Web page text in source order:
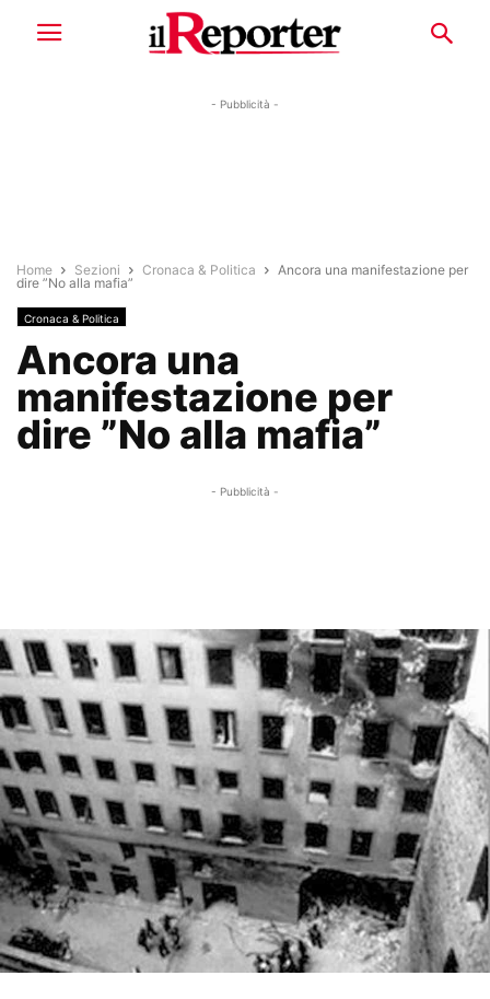
- Pubblicità -
Home Sezioni Cronaca & Politica
Ancora una manifestazione per
dire ”No alla mafia”
Cronaca & Politica
Ancora una
manifestazione per
dire ”No alla mafia”
- Pubblicità -